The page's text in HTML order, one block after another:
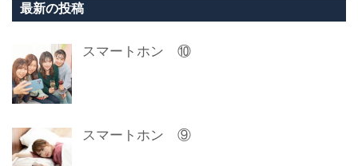
最新の投稿
スマートホン ⑩
スマートホン ⑨